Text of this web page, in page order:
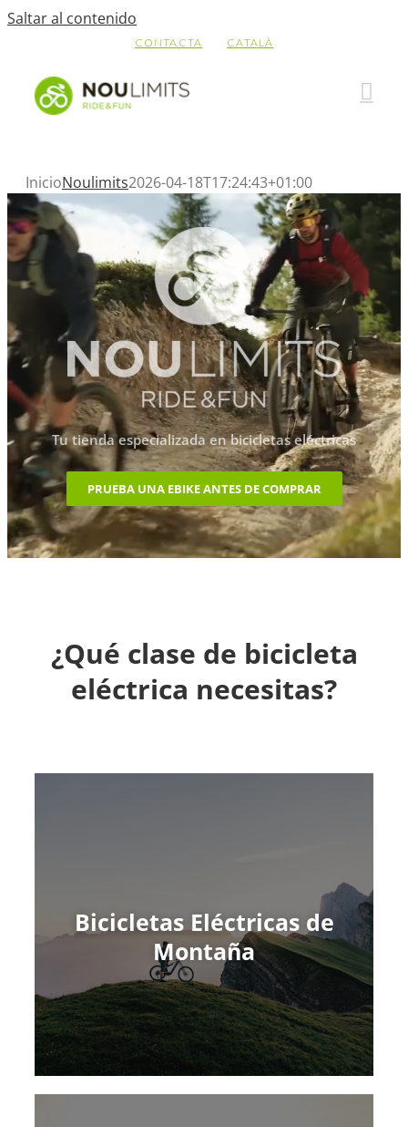
Saltar al contenido
CONTACTA CATALÀ
InicioNoulimits2026-04-18T17:24:43+01:00
Tu tienda especializada en bicicletas eléctricas
PRUEBA UNA EBIKE ANTES DE COMPRAR
¿Qué clase de bicicleta
eléctrica necesitas?
Bicicletas Eléctricas de
Montaña